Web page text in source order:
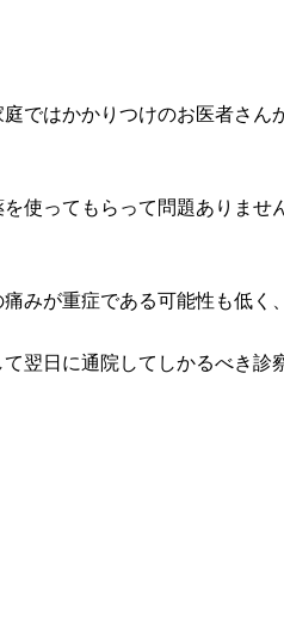
ではかかりつけのお医者さん
使ってもらって問題ありませ
みが重症である可能性も低く
翌日に通院してしかるべき診